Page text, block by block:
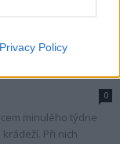
Privacy Policy
0
minulého týdne
Při nich